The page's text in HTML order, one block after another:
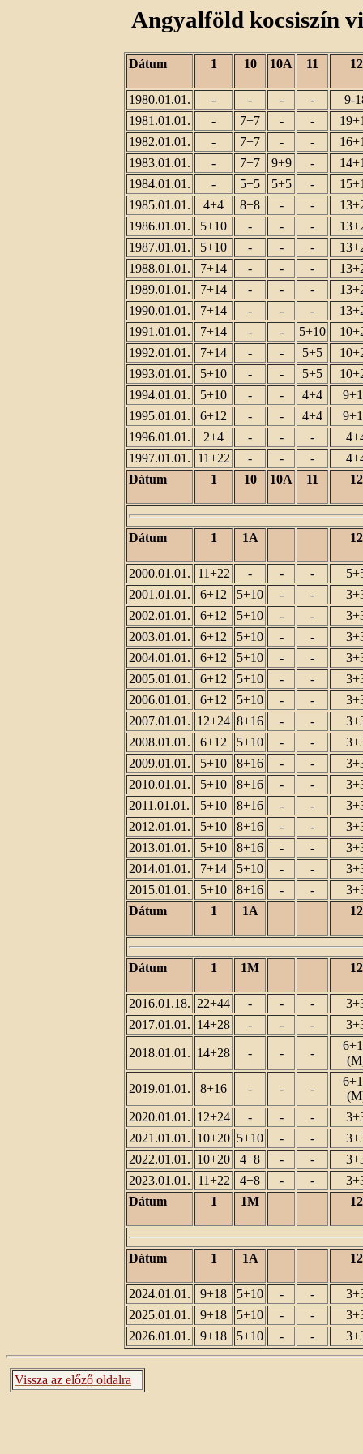
Angyalföld kocsiszín
Dátum 1 10 10A 11 12
1980.01.01. - - - -
9-
1981.01.01.
- 7+7 - -
1982.01.01.
- 7+7 - -
1983.01.01.
- 7+7 9+9 -
1984.01.01.
- 5+5 5+5 -
1985.01.01.
4+4 8+8 - -
1986.01.01.
5+10 - - -
1987.01.01.
5+10 - - -
1988.01.01.
7+14 - - -
1989.01.01.
7+14 - - -
1990.01.01.
7+14 - - -
1991.01.01.
7+14 - - 5+10
1992.01.01.
7+14 - - 5+5
1993.01.01.
5+10 - - 5+5
1994.01.01.
5+10 - - 4+4
1995.01.01.
6+12 - - 4+4
1996.01.01.
2+4 - - -
1997.01.01.
11+22 - - -
Dátum
1 10 10A 11 12
Dátum 1 1A 12
2000.01.01. 11+22 - - -
2001.01.01.
6+12 5+10 - -
2002.01.01.
6+12 5+10 - -
2003.01.01.
6+12 5+10 - -
2004.01.01.
6+12 5+10 - -
2005.01.01.
6+12 5+10 - -
2006.01.01.
6+12 5+10 - -
2007.01.01. 12+24 8+16 - -
2008.01.01.
6+12 5+10 - -
2009.01.01.
5+10 8+16 - -
2010.01.01.
5+10 8+16 - -
2011.01.01.
5+10 8+16 - -
2012.01.01.
5+10 8+16 - -
2013.01.01.
5+10 8+16 - -
2014.01.01.
7+14 5+10 - -
2015.01.01.
5+10 8+16 - -
Dátum
1 1A 12
Dátum 1 1M 12
2016.01.18. 22+44 - - -
2017.01.01. 14+28 - - -
2018.01.01. 14+28 - - -
2019.01.01. 8+16 - - -
2020.01.01. 12+24 - - -
2021.01.01. 10+20 5+10 - -
2022.01.01. 10+20 4+8 - -
2023.01.01.
11+22 4+8 - -
Dátum
1 1M 12
Dátum 1 1A 12
2024.01.01. 9+18 5+10 - -
2025.01.01.
9+18 5+10 - -
2026.01.01.
9+18 5+10 - -
Vissza az előző oldalra